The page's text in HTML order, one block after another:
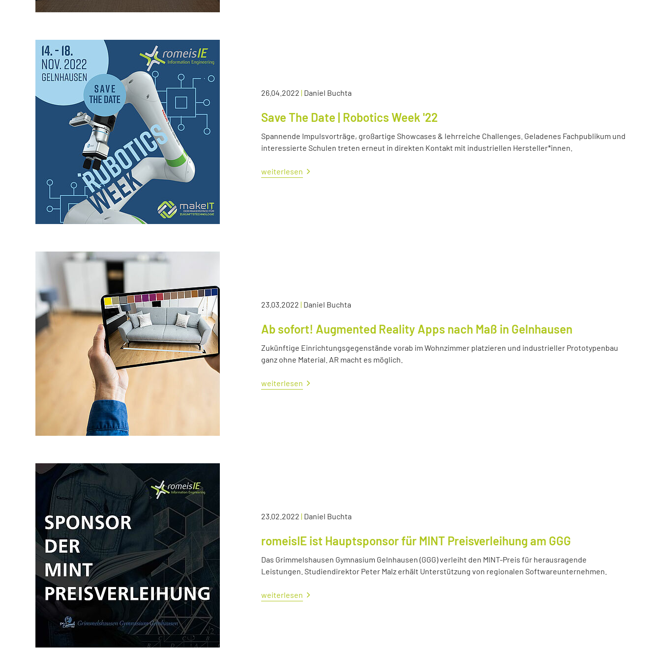
26.04.2022 | Daniel Buchta
Save The Date | Robotics Week '22
Spannende Impulsvorträge, großartige Showcases & lehrreiche Challenges. Geladenes Fachpublikum und
interessierte Schulen treten erneut in direkten Kontakt mit industriellen Hersteller*innen.
weiterlesen
23.03.2022 | Daniel Buchta
Ab sofort! Augmented Reality Apps nach Maß in Gelnhausen
Zukünftige Einrichtungsgegenstände vorab im Wohnzimmer platzieren und industrieller Prototypenbau
ganz ohne Material. AR macht es möglich.
weiterlesen
23.02.2022 | Daniel Buchta
romeisIE ist Hauptsponsor für MINT Preisverleihung am GGG
Das Grimmelshausen Gymnasium Gelnhausen (GGG) verleiht den MINT-Preis für herausragende
Leistungen. Studiendirektor Peter Malz erhält Unterstützung von regionalen Softwareunternehmen.
weiterlesen